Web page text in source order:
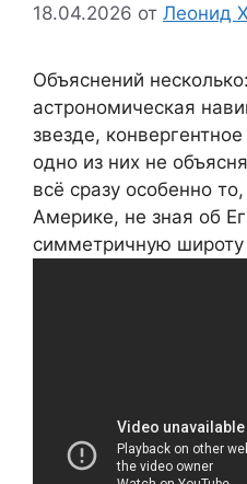
18.04.2026 от Леонид
Объяснений
астрономическая
звезде,
одно из них не
всё сразу особенно
Америке, не зная об
симметричную